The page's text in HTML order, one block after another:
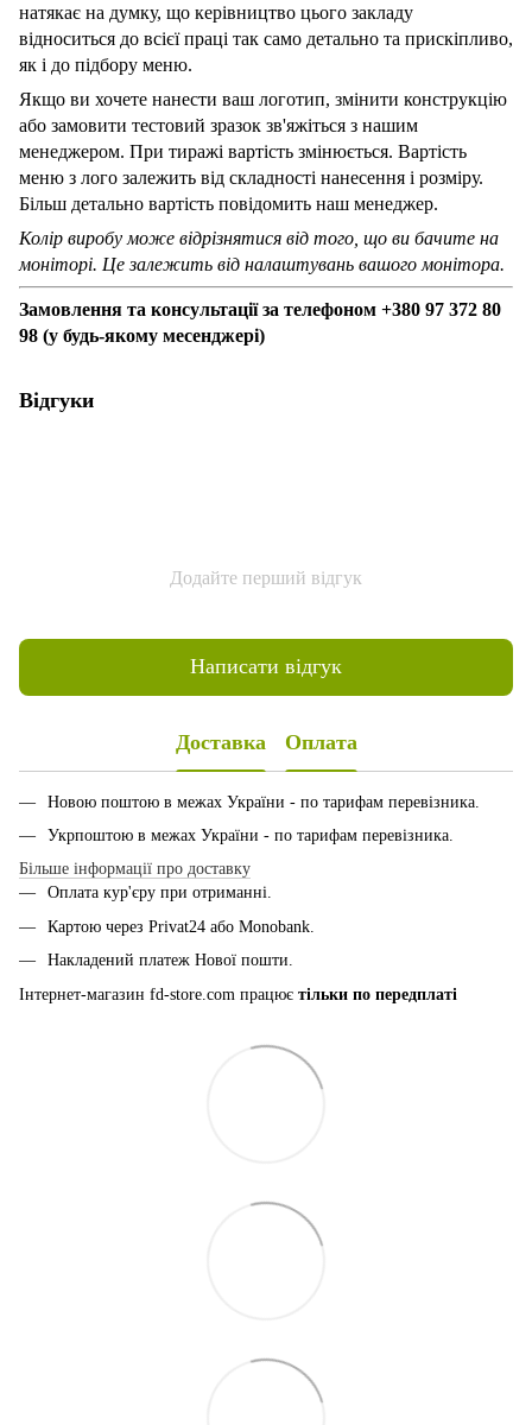
натякає на думку, що керівництво цього закладу
відноситься до всієї праці так само детально та прискіпливо,
як і до підбору меню.
Якщо ви хочете нанести ваш логотип, змінити конструкцію
або замовити тестовий зразок зв'яжіться з нашим
менеджером. При тиражі вартість змінюється. Вартість
меню з лого залежить від складності нанесення і розміру.
Більш детально вартість повідомить наш менеджер.
Колір виробу може відрізнятися від того, що ви бачите на
моніторі. Це залежить від налаштувань вашого монітора.
Замовлення та консультації за телефоном +380 97 372 80
98 (у будь-якому месенджері)
Відгуки
Додайте перший відгук
Написати відгук
Доставка Оплата
Новою поштою в межах України - по тарифам перевізника.
Укрпоштою в межах України - по тарифам перевізника.
Більше інформації про доставку
Оплата кур'єру при отриманні.
Картою через Privat24 або Monobank.
Накладений платеж Нової пошти.
Інтернет-магазин fd-store.com працює тільки по передплаті